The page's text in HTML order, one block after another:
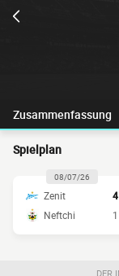
Zusammenfassung
Spielplan
08/07/26
Zenit
4
Neftchi
1
DER